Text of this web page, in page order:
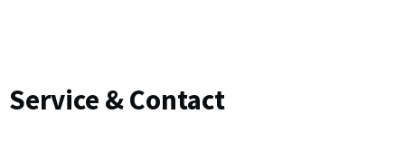
Service & Contact